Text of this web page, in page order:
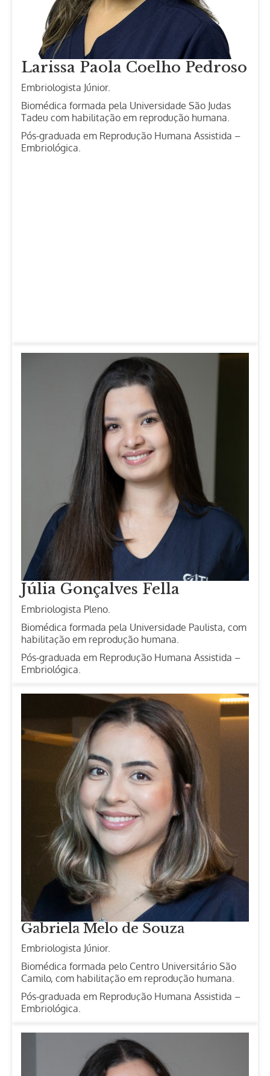
Larissa Paola Coelho Pedroso
Embriologista Júnior.
Biomédica formada pela Universidade São Judas
Tadeu com habilitação em reprodução humana.
Pós-graduada em Reprodução Humana Assistida –
Embriológica.
Júlia Gonçalves Fella
Embriologista Pleno.
Biomédica formada pela Universidade Paulista, com
habilitação em reprodução humana.
Pós-graduada em Reprodução Humana Assistida –
Embriológica.
Gabriela Melo de Souza
Embriologista Júnior.
Biomédica formada pelo Centro Universitário São
Camilo, com habilitação em reprodução humana.
Pós-graduada em Reprodução Humana Assistida –
Embriológica.